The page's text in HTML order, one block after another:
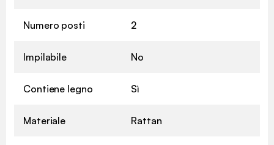
Numero posti 2
Impilabile No
Contiene legno Sì
Materiale Rattan